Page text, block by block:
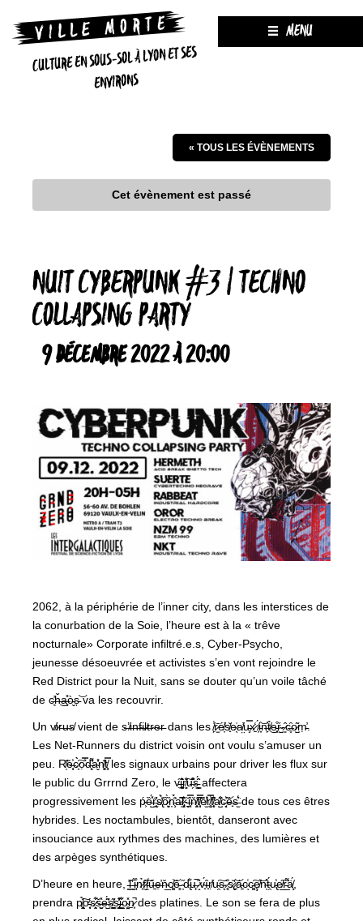
CULTURE EN SOUS-SOL À LYON ET SES
ENVIRONS
MENU
« TOUS LES ÉVÈNEMENTS
Cet évènement est passé
NUIT CYBERPUNK #3 | TECHNO
COLLAPSING PARTY
9 DÉCEMBRE 2022 À 20:00
2062, à la périphérie de l’inner city, dans les interstices de
la conurbation de la Soie, l’heure est à la « trêve
nocturnale» Corporate infiltré.e.s, Cyber-Psycho,
jeunesse désoeuvrée et activistes s’en vont rejoindre le
Red District pour la Nuit, sans se douter qu’un voile tâché
de c̶͉̓ȟ̶͜a̶̧̽ò̵̬ș̵͝ va les recouvrir.
Un v̸i̷r̶u̶s̸ vient de s̶’̸i̶n̶f̴i̶l̷t̶r̴e̶r̵ dans les ̸̙̾r̷̫̄é̸̦̕s̸̟̆e̷̖̍a̸̤̓u̵̧̿x̷̱̒ ̸͕́i̵̞͝n̶̙͗t̸̉͜e̵͓͒ŕ̴̺-̷͈̂c̶̥̑o̷̺͂ṃ̵̕.
Les Net-Runners du district voisin ont voulu s’amuser un
peu. R̸̩̄̈̃e̶͔͙͐c̷̞̀̀͠ọ̴̾̿d̶̛͕͉͌a̴̬̓̽n̸͎̼͍̔̂t̸̹̘̿ les signaux urbains pour driver les flux sur
le public du Grrrnd Zero, le v̵̼̋i̵̼͚̠͛̄r̸͈̗̐̌͠u̶̗͒͊s̵̗͇̬̈́̂ affectera
progressivement les ṕ̴͕ȅ̵̺̽́ṙ̶̩̰͎̎̕s̸̢̉̒̀ȏ̷͍̝̀̏ņ̵̧̈́̓̀a̷̩͆̎l̷̡͓͈͊͛-̵̝̱̖̆i̶͓̿̔ň̸̯̥͠t̸̖̜̹̂̃̿ȅ̸̫̓͑r̸̥̫̿̾͘f̸̨̟̈͐̇a̸̺̐̋͘c̶̝̘̓͝ȅ̶̟s̶̫͛̾͘ de tous ces êtres
hybrides. Les noctambules, bientôt, danseront avec
insouciance aux rythmes des machines, des lumières et
des arpèges synthétiques.
D’heure en heure, ̵̳̕l̶͈̎’̵̳̊i̴̘̊n̷̘̉f̷̮͠ḽ̵̾ű̶̠ẹ̶̓ň̴̲c̸͚͝ẻ̵̻ ̴̦̋d̴̢͋u̶̙̚ ̷̝͛v̴̟́î̵̟ṛ̸̓u̵̯͠s̴̨͘ ̷̻̐s̷̢̆’̷͍͝á̵͍c̴͑ͅc̵͚͠ȩ̸͝n̴̖͛t̴̯́u̵̢͐e̸̲̋r̵̲͌ä̸̧́,
prendra p̸̢͖̝̉͗͠ơ̵̞̜̒ͅs̷̖͕̯͋͐š̶̬̫̽e̶̛̺͂̈́s̸͇̳̱͂s̵̡̰͒̓̓i̵͇̲͋̍ͅo̴͎̤̬̽ṉ̷͙̚ des platines. Le son se fera de plus